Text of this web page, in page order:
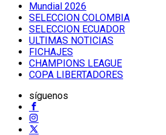
Mundial 2026
SELECCION COLOMBIA
SELECCION ECUADOR
ULTIMAS NOTICIAS
FICHAJES
CHAMPIONS LEAGUE
COPA LIBERTADORES
síguenos